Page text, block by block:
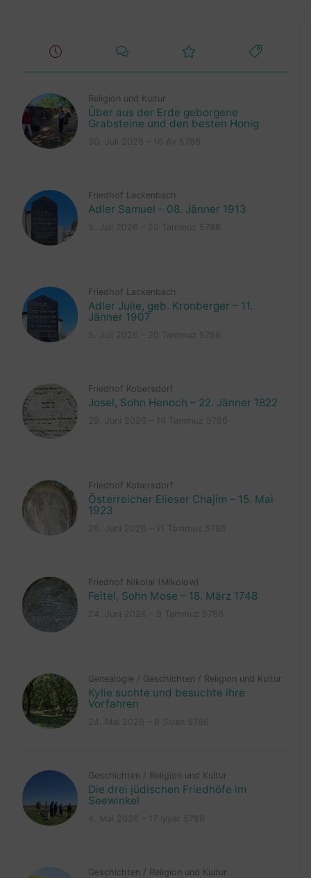
Religion und Kultur
Über aus der Erde geborgene
Grabsteine und den besten Honig
Friedhof Lackenbach
Adler Samuel – 08. Jänner 1913
Friedhof Lackenbach
Adler Julie, geb. Kronberger – 11.
Jänner 1907
Friedhof Kobersdorf
Josel, Sohn Henoch – 22. Jänner 1822
Friedhof Kobersdorf
Österreicher Elieser Chajim – 15. Mai
1923
Friedhof Nikolai (Mikolow)
Feitel, Sohn Mose – 18. März 1748
Genealogie / Geschichten / Religion und Kultur
Kylie suchte und besuchte ihre
Vorfahren
Geschichten / Religion und Kultur
Die drei jüdischen Friedhöfe im
Seewinkel
Geschichten / Religion und Kultur